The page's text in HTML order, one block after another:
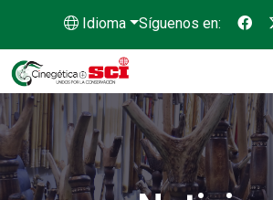
Idioma Síguenos en: